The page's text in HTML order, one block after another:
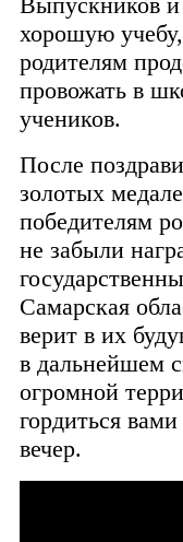
хорошую
родителям
провожать в
учеников.
После
золотых
победителям
не забыли
Самарская
верит в их
в дальнейшем
огромной
гордиться
вечер.